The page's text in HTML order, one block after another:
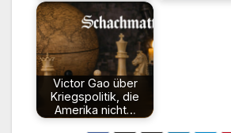
Victor Gao über
Kriegspolitik, die
Amerika nicht…